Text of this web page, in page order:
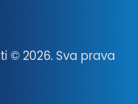
© 2026. Sva prava